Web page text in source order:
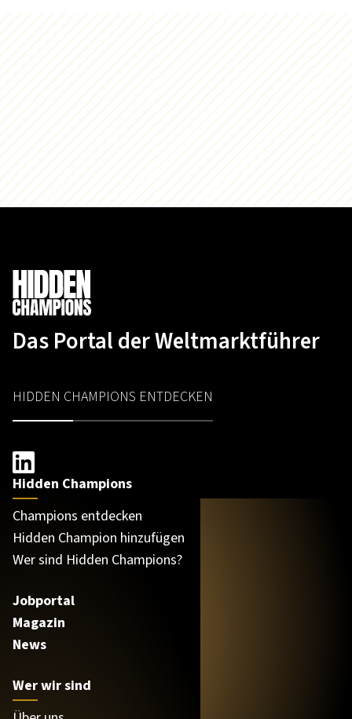
Das Portal der Weltmarktführer
HIDDEN CHAMPIONS ENTDECKEN
Hidden Champions
Champions entdecken
Hidden Champion hinzufügen
Wer sind Hidden Champions?
Jobportal
Magazin
News
Wer wir sind